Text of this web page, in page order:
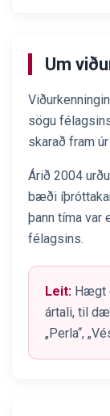
Um
sögu
skarað fram
Árið 2004
bæði
þann tíma var
félagsins.
Leit: Hægt
ártali, til
„Perla“,